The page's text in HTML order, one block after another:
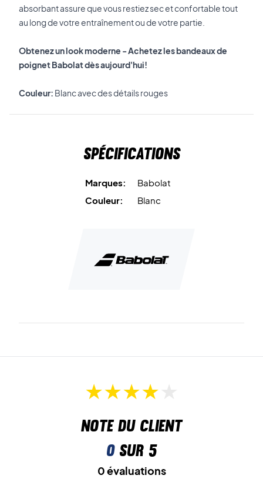
absorbant assure que vous restiez sec et confortable tout
au long de votre entraînement ou de votre partie.
Obtenez un look moderne - Achetez les bandeaux de
poignet Babolat dès aujourd'hui!
Couleur: Blanc avec des détails rouges
Spécifications
Marques:
Babolat
Couleur:
Blanc
Note du client
0sur 5
0 évaluations